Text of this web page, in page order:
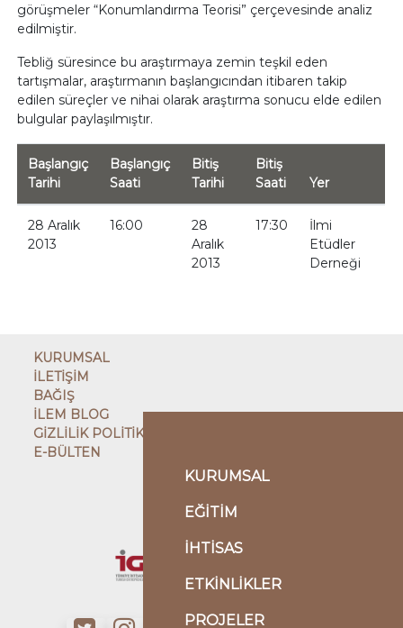
KURUMSAL
EĞİTİM
İHTİSAS
ETKİNLİKLER
PROJELER
görüşmeler “Konumlandırma Teorisi” çerçevesinde analiz
edilmiştir.
Tebliğ süresince bu araştırmaya zemin teşkil eden
tartışmalar, araştırmanın başlangıcından itibaren takip
edilen süreçler ve nihai olarak araştırma sonucu elde edilen
bulgular paylaşılmıştır.
Başlangıç
Tarihi
Başlangıç
Saati
Bitiş
Tarihi
Bitiş
Saati
Yer
28 Aralık
2013
16:00
28
Aralık
2013
17:30
İlmi
Etüdler
Derneği
KURUMSAL
İLETİŞİM
BAĞIŞ
İLEM BLOG
GİZLİLİK POLİTİKASI
E-BÜLTEN
ÇATI KURULUŞ